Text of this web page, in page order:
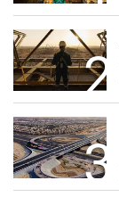
2
3